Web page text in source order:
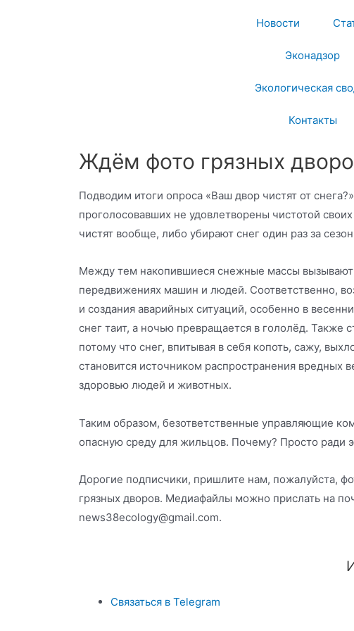
Новости
Эконадзор
Экологическая
Контакты
Ждём фото грязных
Подводим итоги опроса «Ваш двор чистят от
проголосовавших не удовлетворены чистотой
чистят вообще, либо убирают снег один раз за
Между тем накопившиеся снежные массы вызывают
передвижениях машин и людей. Соответственно,
и создания аварийных ситуаций, особенно в
снег таит, а ночью превращается в гололёд. Также
потому что снег, впитывая в себя копоть, сажу,
становится источником распространения вредных
здоровью людей и животных.
Таким образом, безответственные управляющие
опасную среду для жильцов. Почему? Просто ради
Дорогие подписчики, пришлите нам, пожалуйста,
грязных дворов. Медиафайлы можно прислать на
news38ecology@gmail.com.
Связаться в Telegram